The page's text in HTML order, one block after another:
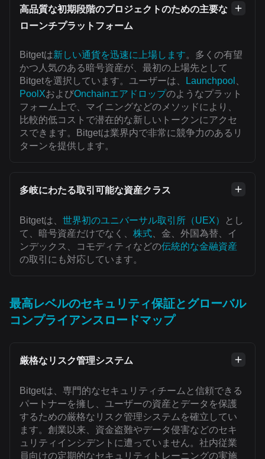
高品質な初期段階のプロジェクトのための主要な
ローンチプラットフォーム
Bitgetは新しい通貨を迅速に上場します。多くの有望
かつ人気のある暗号資産が、最初の上場先として
Bitgetを選択しています。ユーザーは、
Launchpool
PoolXおよびOnchainエアドロップのようなプラット
フォーム上で、マイニングなどのメソッドにより、
比較的低コストで潜在的な新しいトークンにアクセ
スできます。Bitgetは業界内で非常に競争力のあるリ
ターンを提供します。
多岐にわたる取引可能な資産クラス
Bitgetは、 世界初のユニバーサル取引所（UEX）
とし
て、暗号資産だけでなく、 株式 、金、外国為替、イ
ンデックス、コモディティなどの伝統的な金融資産
の取引にも対応しています。
最高レベルのセキュリティ保証とグローバル
コンプライアンスロードマップ
厳格なリスク管理システム
Bitgetは、専門的なセキュリティチームと信頼できる
パートナーを擁し、ユーザーの資産とデータを保護
するための厳格なリスク管理システムを確立してい
ます。創業以来、資金盗難やデータ侵害などのセキ
ュリティインシデントに遭っていません。社内従業
員向けの定期的なセキュリティトレーニングの実施